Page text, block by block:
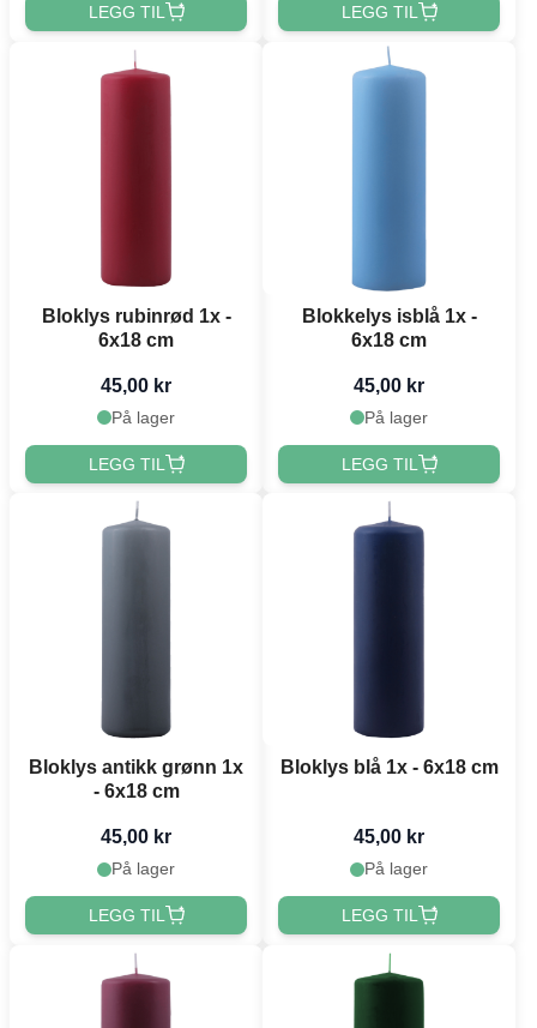
LEGG TIL LEGG TIL
Bloklys rubinrød 1x -
6x18 cm
45,00 kr
På lager
LEGG TIL
Blokkelys isblå 1x -
6x18 cm
45,00 kr
På lager
LEGG TIL
Bloklys antikk grønn 1x
- 6x18 cm
45,00 kr
På lager
LEGG TIL
Bloklys blå 1x - 6x18 cm
45,00 kr
På lager
LEGG TIL